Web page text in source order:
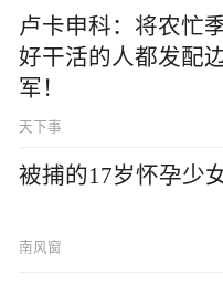
卢卡申科：将农忙
好干活的人都发配
军！
天下事
被捕的17岁怀孕少
南风窗